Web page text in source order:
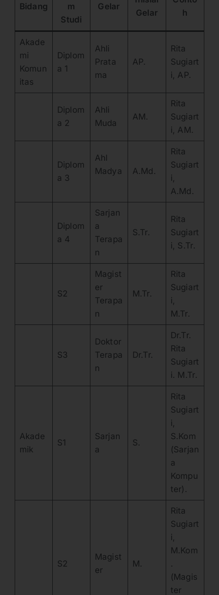
Bidang
m
Studi
Gelar
Gelar
h
Akade
mi
Komun
itas
Diplom
a 1
Ahli
Prata
ma
AP.
Rita
Sugiart
i, AP.
Diplom
a 2
Ahli
Muda
AM.
Rita
Sugiart
i, AM.
Diplom
a 3
Ahl
Madya
A.Md.
Rita
Sugiart
i,
A.Md.
Diplom
a 4
Sarjan
a
Terapa
n
S.Tr.
Rita
Sugiart
i, S.Tr.
S2
Magist
er
Terapa
n
M.Tr.
Rita
Sugiart
i,
M.Tr.
S3
Doktor
Terapa
n
Dr.Tr.
Dr.Tr.
Rita
Sugiart
i. M.Tr.
Akade
mik
S1
Sarjan
a
S.
Rita
Sugiart
i,
S.Kom
(Sarjan
a
Kompu
ter).
S2
Magist
er
M.
Rita
Sugiart
i,
M.Kom
.
(Magis
ter